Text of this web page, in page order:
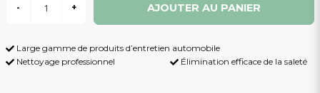
- + AJOUTER AU PANIER
Large gamme de produits d’entretien automobile
Nettoyage professionnel
Élimination efficace de la saleté